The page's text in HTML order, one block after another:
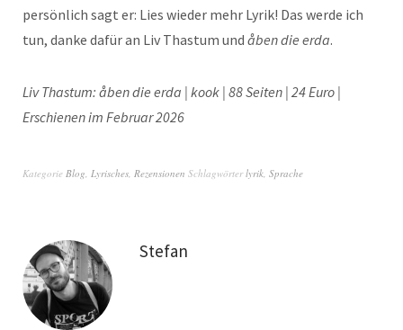
persönlich sagt er: Lies wieder mehr Lyrik! Das werde ich
tun, danke dafür an Liv Thastum und åben die erda.
Liv Thastum: åben die erda | kook | 88 Seiten | 24 Euro |
Erschienen im Februar 2026
Kategorie Blog, Lyrisches, Rezensionen Schlagwörterlyrik, Sprache
Stefan